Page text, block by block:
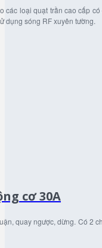
loại quạt trần cao cấp
dụng sóng RF xuyên tường.
cơ 30A
quay ngược, dừng. Có 2